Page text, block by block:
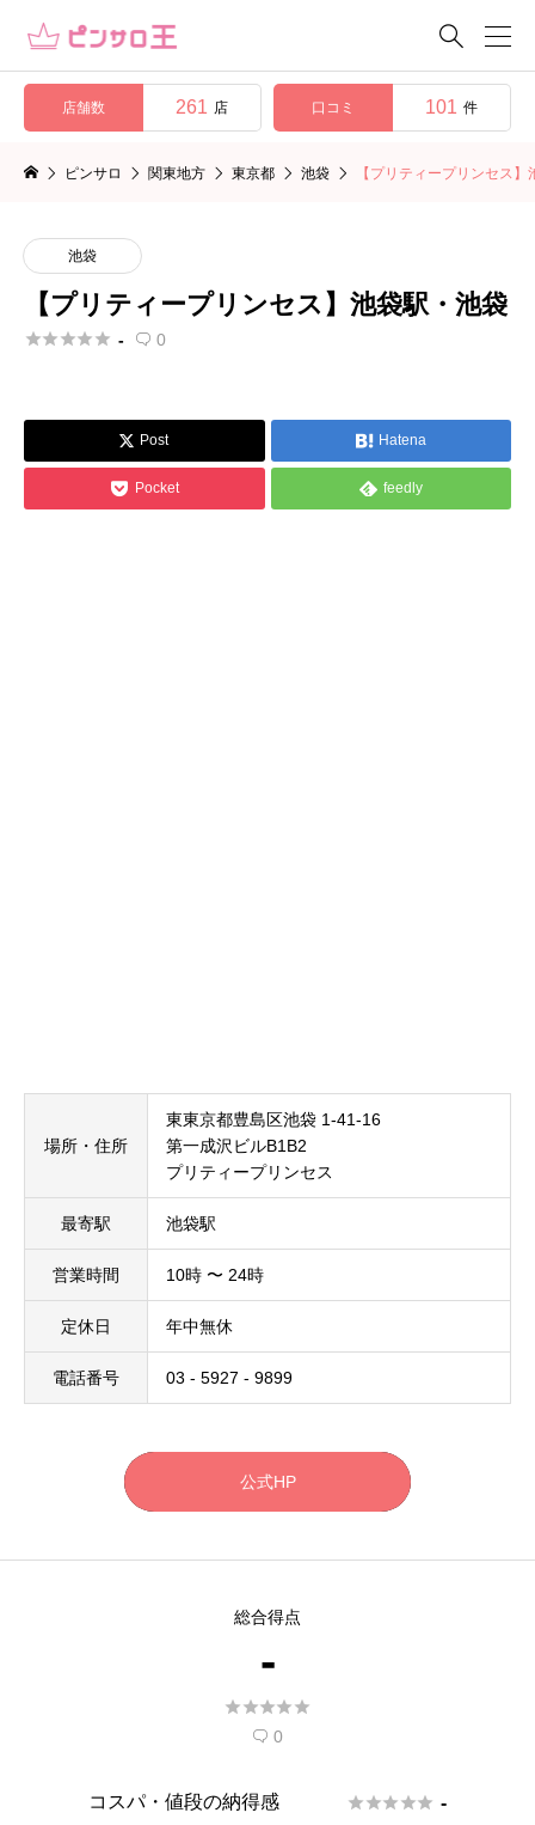

店舗数 261 店 口コミ 101 件
ピンサロ 関東地方 東京都 池袋 【プリティープリンセス】
池袋
【プリティープリンセス】池袋駅・池袋
 -  0
 Post  Hatena
 Pocket  feedly
場所・住所
東東京都豊島区池袋 1-41-16
第一成沢ビルB1B2
プリティープリンセス
最寄駅 池袋駅
営業時間 10時 〜 24時
定休日 年中無休
電話番号 03 - 5927 - 9899
公式HP
総合得点
-

 0
コスパ・値段の納得感  -